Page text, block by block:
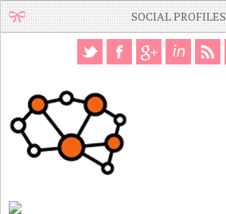
SOCIAL PROFILES